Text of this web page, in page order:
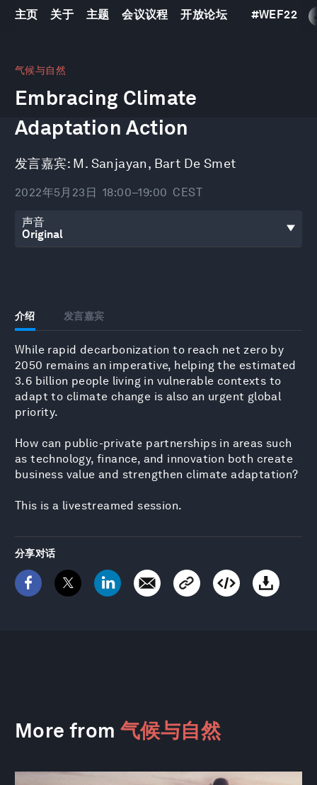
主页 关于 主题 会议议程 开放论坛 #WEF22
气候与自然
Embracing Climate
Adaptation Action
发言嘉宾: M. Sanjayan, Bart De Smet
2022年5月23日 18:00–19:00 CEST
声音
介绍 发言嘉宾
While rapid decarbonization to reach net zero by
2050 remains an imperative, helping the estimated
3.6 billion people living in vulnerable contexts to
adapt to climate change is also an urgent global
priority.
How can public-private partnerships in areas such
as technology, finance, and innovation both create
business value and strengthen climate adaptation?
This is a livestreamed session.
分享对话
More from 气候与自然
seconds
54
minutes,
seconds